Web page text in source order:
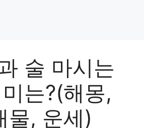
술 마시는
는?(해몽,
물, 운세)